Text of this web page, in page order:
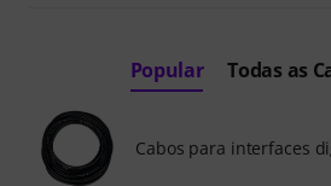
Popular Todas as
Cabos para interfaces